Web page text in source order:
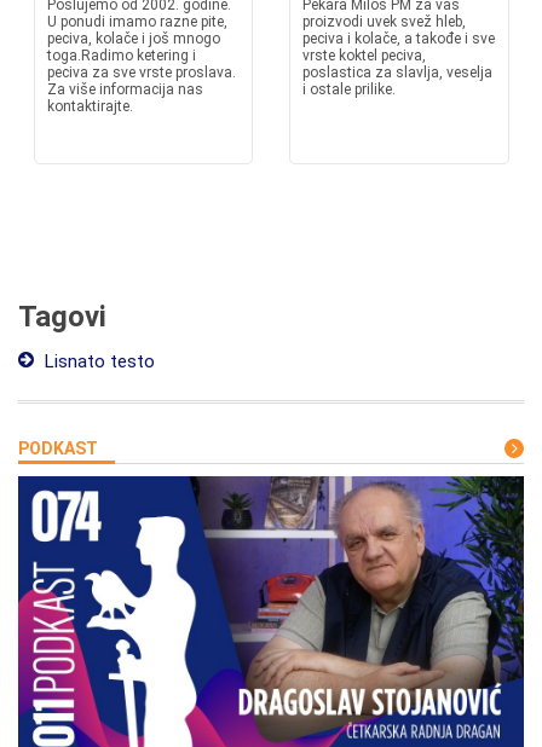
Poslujemo od 2002. godine.
U ponudi imamo razne pite,
peciva, kolače i još mnogo
toga.Radimo ketering i
peciva za sve vrste proslava.
Za više informacija nas
kontaktirajte.
Pekara Miloš PM za vas
proizvodi uvek svež hleb,
peciva i kolače, a takođe i sve
vrste koktel peciva,
poslastica za slavlja, veselja
i ostale prilike.
Tagovi
Lisnato testo
PODKAST